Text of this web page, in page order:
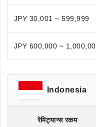
JPY 30,001 ~ 599,999
JPY 600,000 ~
Indonesia
रेमिट्यान्स रकम